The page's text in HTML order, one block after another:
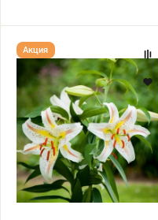
Лилия
"ГАРДЕН
ПАТИ"
штуки
(размер
18/20)
Акция